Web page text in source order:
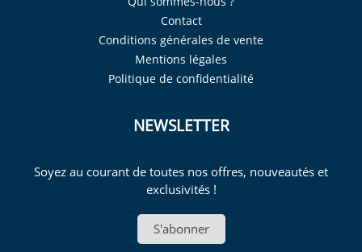
Contact
Conditions générales de vente
Mentions légales
Politique de confidentialité
NEWSLETTER
Soyez au courant de toutes nos offres, nouveautés et
exclusivités !
S'abonner